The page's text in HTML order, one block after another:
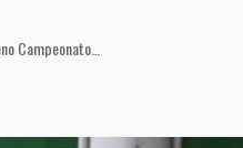
Campeonato…